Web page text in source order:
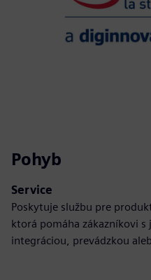
Pohyb
Service
Poskytuje službu pre
ktorá pomáha zákazníkovi
integráciou, prevádzkou